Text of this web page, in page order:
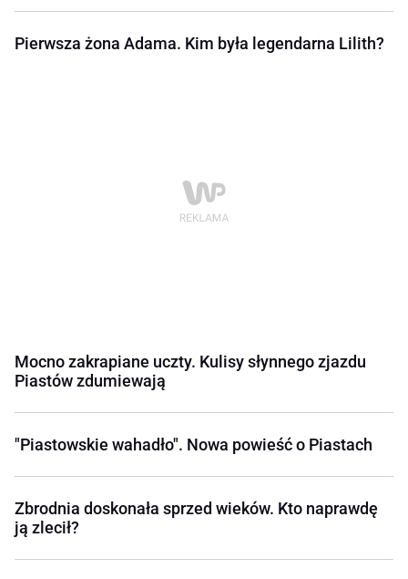
Pierwsza żona Adama. Kim była legendarna Lilith?
Mocno zakrapiane uczty. Kulisy słynnego zjazdu
Piastów zdumiewają
"Piastowskie wahadło". Nowa powieść o Piastach
Zbrodnia doskonała sprzed wieków. Kto naprawdę
ją zlecił?